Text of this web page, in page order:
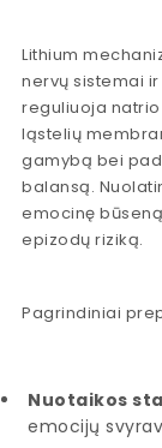
Lithium
nervų sistemai
reguliuoja
ląstelių
gamybą bei
balansą.
emocinę
epizodų riziką.
Pagrindiniai
Nuotaikos
emocijų